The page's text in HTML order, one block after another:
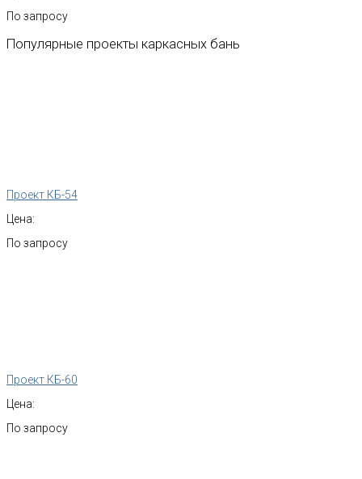
По запросу
Популярные проекты каркасных бань
Проект КБ-54
Цена:
По запросу
Проект КБ-60
Цена:
По запросу